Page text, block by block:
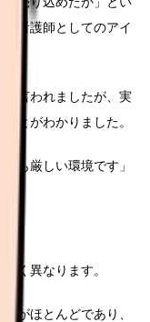
看護師としてのアイ
と言われましたが、実
とがわかりました。
も厳しい環境です」
）
く異なります。
がほとんどであり、